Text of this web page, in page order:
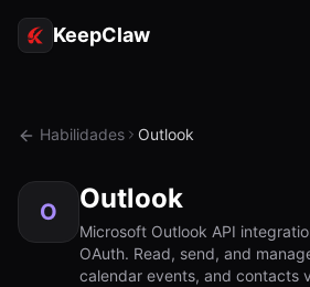
KeepClaw
Acesso ao token
Casos de uso
Habilidades Outlook
O Outlook
Microsoft Outlook API
OAuth. Read, send, and
calendar events, and contacts